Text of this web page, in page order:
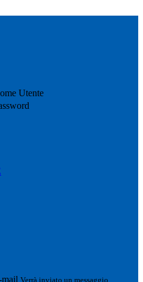
Utente
Verrà inviato un messaggio